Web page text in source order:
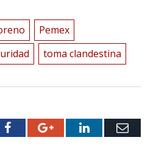
Pemex
toma clandestina
FacebookGoogle+LinkedIn